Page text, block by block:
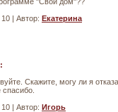
| Автор: Екатерина
Скажите, могу ли я
| Автор: Игорь